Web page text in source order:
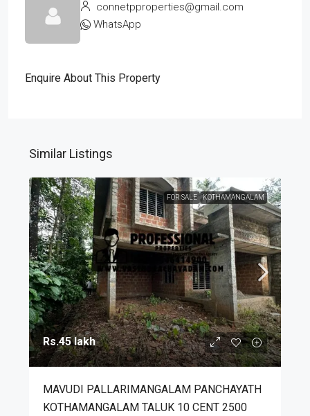
connetpproperties@gmail.com
WhatsApp
Enquire About This Property
Similar Listings
FOR SALE KOTHAMANGALAM
Rs.45 lakh
MAVUDI PALLARIMANGALAM PANCHAYATH
KOTHAMANGALAM TALUK 10 CENT 2500